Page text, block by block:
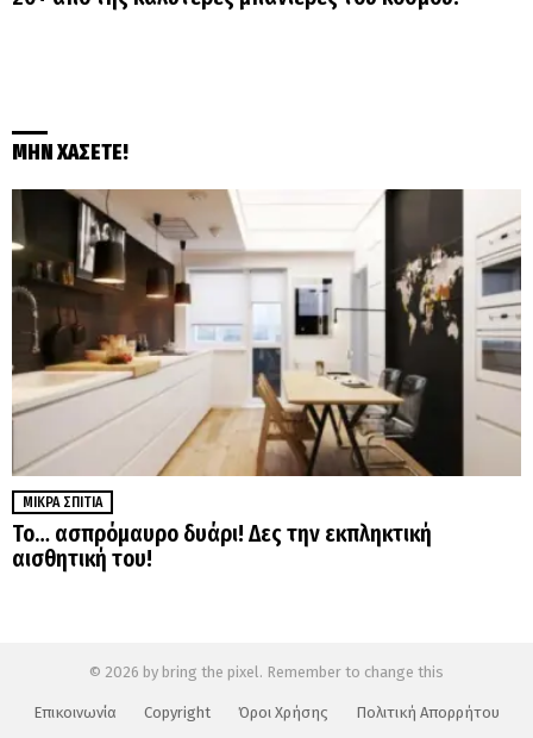
ΜΗΝ ΧΑΣΕΤΕ!
ΜΙΚΡΆ ΣΠΊΤΙΑ
Το… ασπρόμαυρο δυάρι! Δες την εκπληκτική
αισθητική του!
© 2026 by bring the pixel. Remember to change this
Επικοινωνία Copyright Όροι Χρήσης Πολιτική Απορρήτου